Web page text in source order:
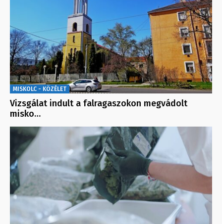
MISKOLC - KÖZÉLET
Vizsgálat indult a falragaszokon megvádolt
misko…